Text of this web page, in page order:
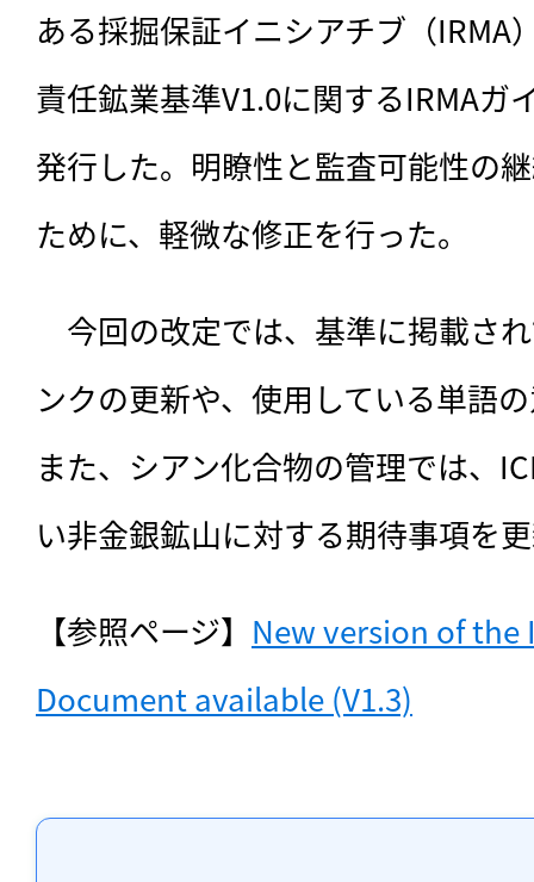
ある採掘保証イニシアチブ（IRMA
責任鉱業基準V1.0に関するIRMAガ
発行した。明瞭性と監査可能性の
ために、軽微な修正を行った。
今回の改定では、 基準に掲載さ
ンクの更新や、使用している単語
また、シアン化合物の管理では、
い非金銀鉱山に対する期待事項を
【参照ページ】 New version of the
Document available (V1.3)